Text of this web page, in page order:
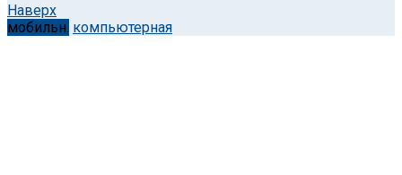
Наверх
мобильн. компьютерная